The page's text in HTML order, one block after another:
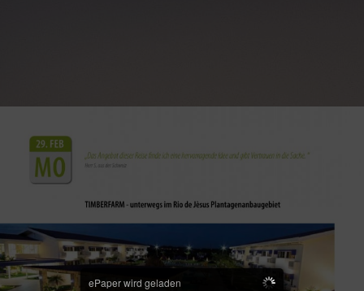
ePaper wird geladen